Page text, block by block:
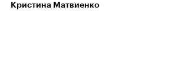
Кристина Матвиенко